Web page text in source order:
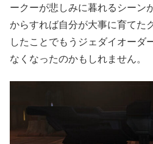
ークーが悲しみに暮れるシーン
からすれば自分が大事に育てた
したことでもうジェダイオーダ
なくなったのかもしれません。